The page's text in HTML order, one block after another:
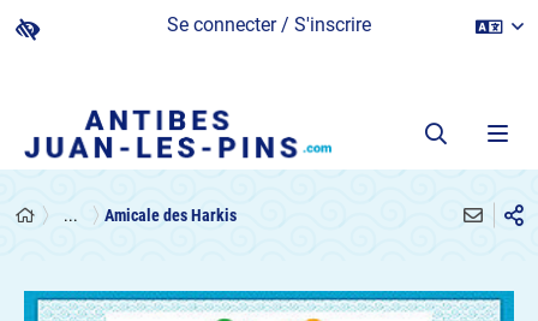
Se connecter / S'inscrire
... Amicale des Harkis